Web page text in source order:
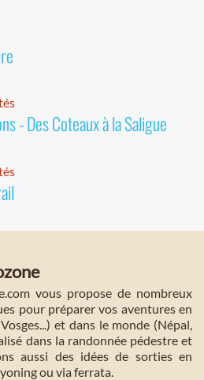
- Des Coteaux à la Saligue
vous propose de nombreux
pour préparer vos aventures en
et dans le monde (Népal,
dans la randonnée pédestre et
aussi des idées de sorties en
ou via ferrata.